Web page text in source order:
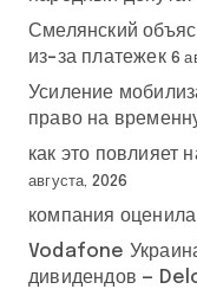
Смелянский
из-за платежек 6
Усиление
право на
как это повлияет
августа, 2026
компания
Vodafone
дивидендов —